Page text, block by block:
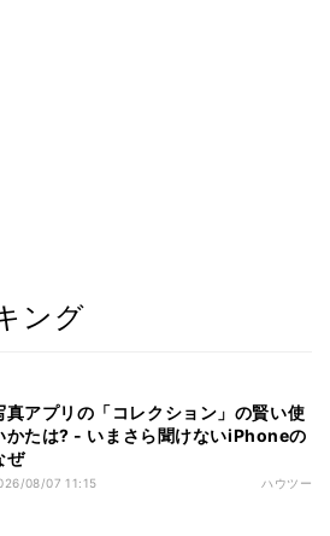
ング
真アプリの「コレクション」の賢い使
かたは? - いまさら聞けないiPhoneの
ぜ
08/07 11:15 ハウツー